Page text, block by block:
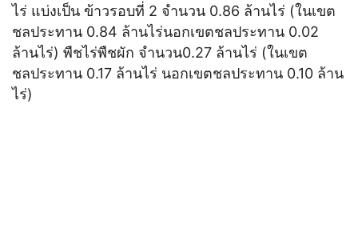
ไร่ แบ่งเป็น ข้าวรอบที่ 2 จำนวน 0.86 ล้านไร่ (ในเขต
ชลประทาน 0.84 ล้านไร่นอกเขตชลประทาน 0.02
ล้านไร่) พืชไร่พืชผัก จำนวน0.27 ล้านไร่ (ในเขต
ชลประทาน 0.17 ล้านไร่ นอกเขตชลประทาน 0.10 ล้าน
ไร่)